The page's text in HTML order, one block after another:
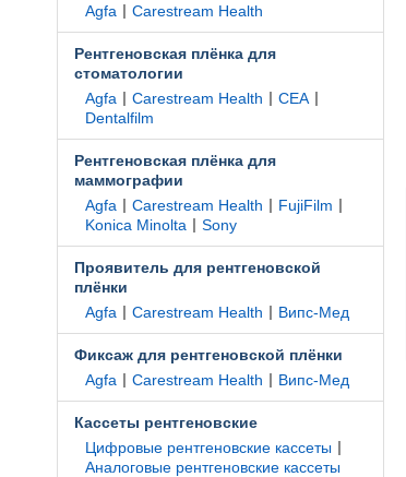
Agfa | Carestream Health
Рентгеновская плёнка для
стоматологии
Agfa | Carestream Health | CEA |
Dentalfilm
Рентгеновская плёнка для
маммографии
Agfa | Carestream Health | FujiFilm |
Konica Minolta | Sony
Проявитель для рентгеновской
плёнки
Agfa | Carestream Health | Випс-Мед
Фиксаж для рентгеновской плёнки
Agfa | Carestream Health | Випс-Мед
Кассеты рентгеновские
Цифровые рентгеновские кассеты |
Аналоговые рентгеновские кассеты